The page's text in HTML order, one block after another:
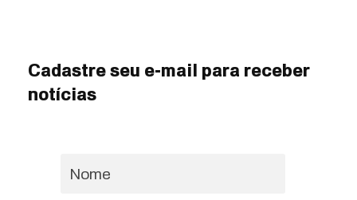
Cadastre seu e-mail para receber
notícias